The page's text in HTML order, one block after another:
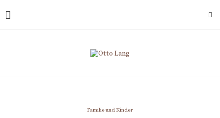
Familie und Kinder